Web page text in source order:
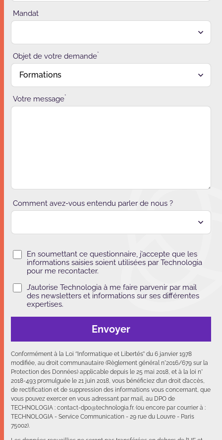
Mandat
Objet de votre demande*
Votre message*
Comment avez-vous entendu parler de nous ?
En soumettant ce questionnaire, j’accepte que les
informations saisies soient utilisées par Technologia
pour me recontacter.
J’autorise Technologia à me faire parvenir par mail
des newsletters et informations sur ses différentes
expertises.
Veuillez ne pas cocher cette case.
Envoyer
Conformément à la Loi ‘’Informatique et Libertés’’ du 6 janvier 1978
modifiée, au droit communautaire (Règlement général n°2016/679 sur la
Protection des Données) applicable depuis le 25 mai 2018, et à la loi n°
2018-493 promulguée le 21 juin 2018, vous bénéficiez d’un droit d’accès,
de rectification et de suppression des informations vous concernant, que
vous pouvez exercer en vous adressant par mail, au DPO de
TECHNOLOGIA : contact-dpo@technologia.fr. (ou encore par courrier à :
TECHNOLOGIA - Service Communication - 29 rue du Louvre - Paris
75002).